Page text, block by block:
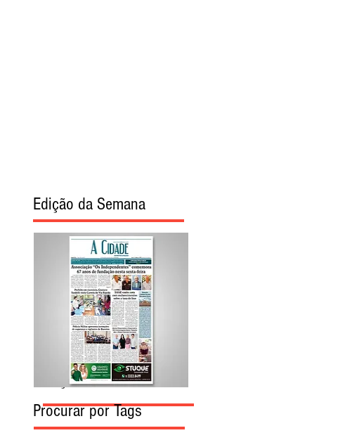
Edição da Semana
Edição da Semana
Procurar por Tags